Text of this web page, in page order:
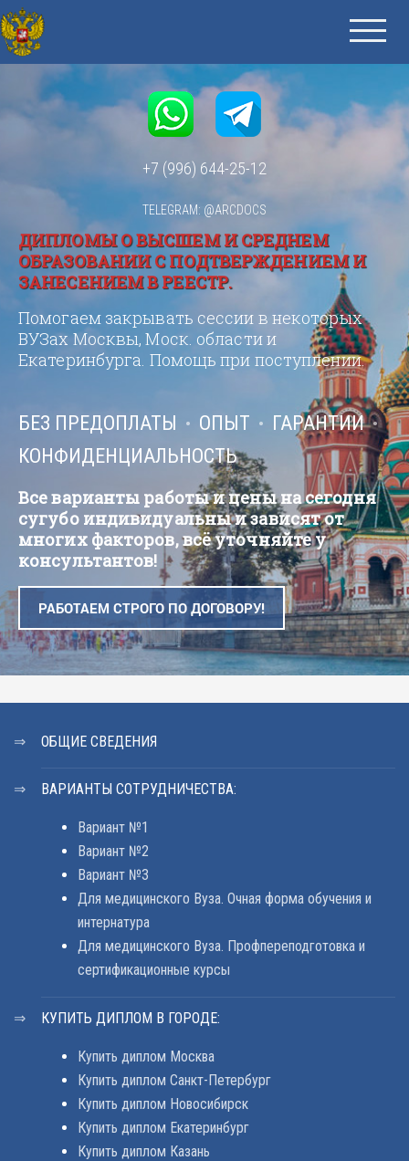
+7 (996) 644-25-12
TELEGRAM: @ARCDOCS
ДИПЛОМЫ О ВЫСШЕМ И СРЕДНЕМ
ОБРАЗОВАНИИ С ПОДТВЕРЖДЕНИЕМ И
ЗАНЕСЕНИЕМ В РЕЕСТР.
Помогаем закрывать сессии в некоторых
ВУЗах Москвы, Моск. области и
Екатеринбурга. Помощь при поступлении.
БЕЗ ПРЕДОПЛАТЫ ОПЫТ
ГАРАНТИИ
КОНФИДЕНЦИАЛЬНОСТЬ
Все варианты работы и цены на сегодня
сугубо индивидуальны и зависят от
многих факторов, всё уточняйте у
консультантов!
РАБОТАЕМ СТРОГО ПО ДОГОВОРУ!
ОБЩИЕ СВЕДЕНИЯ
ВАРИАНТЫ СОТРУДНИЧЕСТВА:
Вариант №1
Вариант №2
Вариант №3
Для медицинского Вуза. Очная форма обучения и
интернатура
Для медицинского Вуза. Профпереподготовка и
сертификационные курсы
КУПИТЬ ДИПЛОМ В ГОРОДЕ:
Купить диплом Москва
Купить диплом Санкт-Петербург
Купить диплом Новосибирск
Купить диплом Екатеринбург
Купить диплом Казань